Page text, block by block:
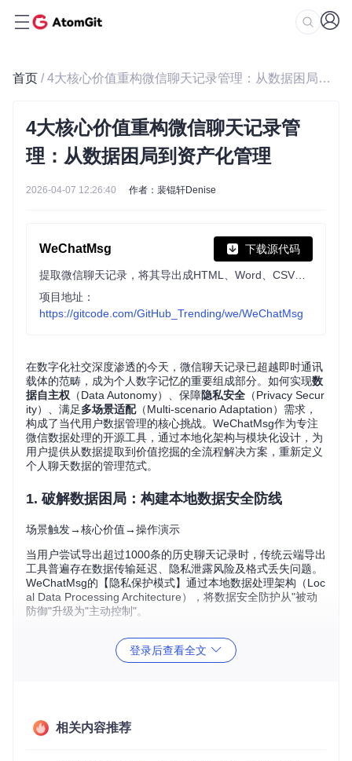
首页 / 4大核心价值重构微信聊天记录管理：从数据困局到资产化管理
4大核心价值重构微信聊天记录管
理：从数据困局到资产化管理
2026-04-07 12:26:40 作者：裴锟轩Denise
WeChatMsg 下载源代码
项目地址：
https://gitcode.com/GitHub_Trending/we/WeChatMsg
在数字化社交深度渗透的今天，微信聊天记录已超越即时通讯
载体的范畴，成为个人数字记忆的重要组成部分。如何实现数
据自主权 （Data Autonomy）、保障隐私安全 （Privacy Secur
ity）、满足多场景适配（Multi-scenario Adaptation）需求，
构成了当代用户数据管理的核心挑战。WeChatMsg作为专注
微信数据处理的开源工具，通过本地化架构与模块化设计，为
用户提供从数据提取到价值挖掘的全流程解决方案，重新定义
个人聊天数据的管理范式。
1. 破解数据困局：构建本地数据安全防线
场景触发→核心价值→操作演示
当用户尝试导出超过1000条的历史聊天记录时，传统云端导出
工具普遍存在数据传输延迟、隐私泄露风险及格式丢失问题。
WeChatMsg的【隐私保护模式】通过本地数据处理架构（Loc
al Data Processing Architecture），将数据安全防护从"被动
防御"升级为"主动控制"。
：采用零网络交互设计，所有数据处理流程均在
用户设备本地完成。通过直接解析微信客户端生成的数据
库文件，避免数据经过第三方服务器，从源头消除传输过
启动工具后自动定位本地微信数据存储目录
登录后查看全文
相关内容推荐